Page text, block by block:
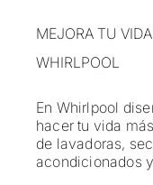
MEJORA TU
WHIRLPOOL
En Whirlpool
hacer tu vida
de lavadoras,
acondicionados